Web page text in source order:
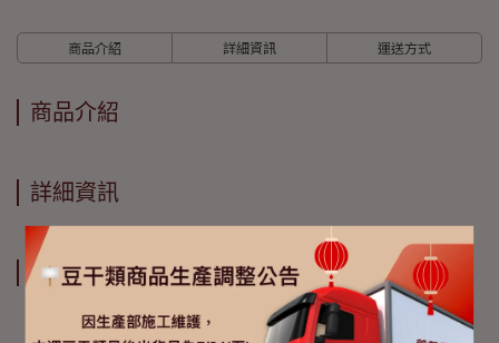
商品介紹 詳細資訊 運送方式
商品介紹
詳細資訊
運送方式